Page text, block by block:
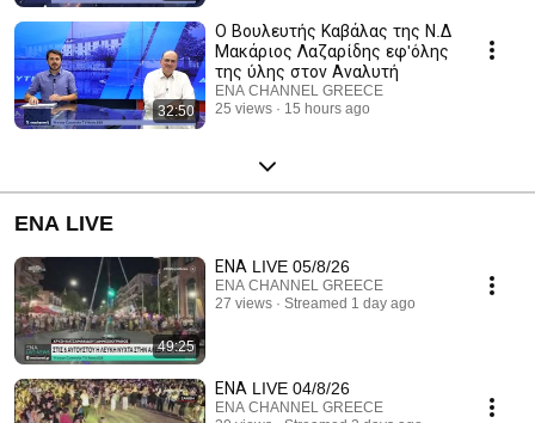
32:50
Ο Βουλευτής Καβάλας της Ν.Δ
Μακάριος Λαζαρίδης εφ'όλης
της ύλης στον Αναλυτή
ENA CHANNEL GREECE
25 views
15 hours ago
ENA LIVE
49:25
ΕΝΑ LIVE 05/8/26
ENA CHANNEL GREECE
27 views
Streamed 1 day ago
ΕΝΑ LIVE 04/8/26
ENA CHANNEL GREECE